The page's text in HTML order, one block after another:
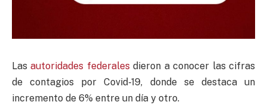
Lasautoridades federales dieron a conocer las cifras
de contagios por Covid-19, donde se destaca un
incremento de 6% entre un día y otro.